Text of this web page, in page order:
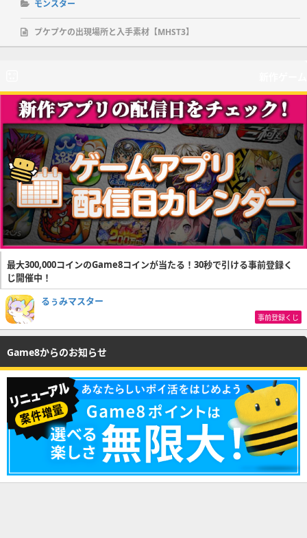
モンスター
プケプケの出現場所と入手素材【MHST3】
最大300,000コインのGame8コインが当たる！30秒で引ける事前登録く
じ開催中！
るぅみマスター
事前登録くじ
Game8からのお知らせ